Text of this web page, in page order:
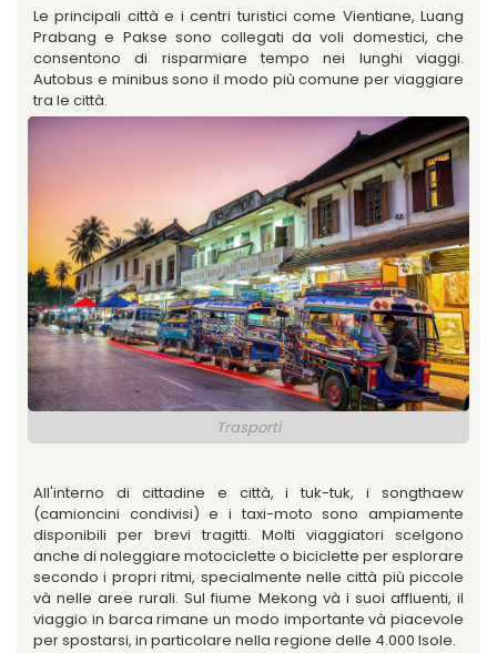
Le principali città e i centri turistici come Vientiane, Luang
Prabang e Pakse sono collegati da voli domestici, che
consentono di risparmiare tempo nei lunghi viaggi.
Autobus e minibus sono il modo più comune per viaggiare
tra le città.
Trasporti
All'interno di cittadine e città, i tuk-tuk, i songthaew
(camioncini condivisi) e i taxi-moto sono ampiamente
disponibili per brevi tragitti. Molti viaggiatori scelgono
anche di noleggiare motociclette o biciclette per esplorare
secondo i propri ritmi, specialmente nelle città più piccole
và nelle aree rurali. Sul fiume Mekong và i suoi affluenti, il
viaggio in barca rimane un modo importante và piacevole
per spostarsi, in particolare nella regione delle 4.000 Isole.